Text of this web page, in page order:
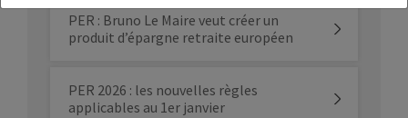
PER : Bruno Le Maire veut créer un
produit d’épargne retraite européen
PER 2026 : les nouvelles règles
applicables au 1er janvier